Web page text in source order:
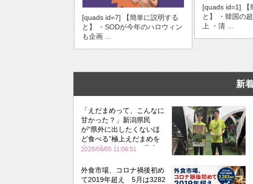
[quads id=7] 【簡単に説明する
と】 ・SODが今年のハロウィン
も企画 …
[quads id=1] 【
と】 ・韓国の
上 ・清 …
新
「えだまめって、こんなに
甘かった？」新潟県民
が“県外に出したくないほ
ど食べる”極上えだまめを
森のビアガーデンで実食
2026/08/05 11:06:51
外食市場、コロナ禍後初め
て2019年超え 5月は3282